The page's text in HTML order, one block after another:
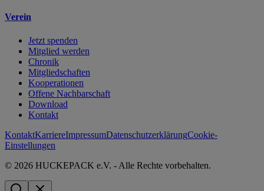
Verein
Jetzt spenden
Mitglied werden
Chronik
Mitgliedschaften
Kooperationen
Offene Nachbarschaft
Download
Kontakt
KontaktKarriereImpressumDatenschutzerklärungCookie-
Einstellungen
© 2026 HUCKEPACK e.V. - Alle Rechte vorbehalten.